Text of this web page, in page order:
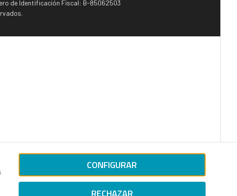
CONFIGURAR
RECHAZAR
de Identificación Fiscal: B-85062503